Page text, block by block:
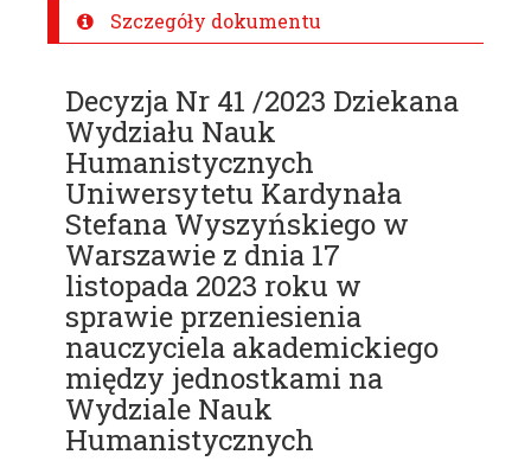
Szczegóły dokumentu
Decyzja Nr 41 /2023 Dziekana
Wydziału Nauk
Humanistycznych
Uniwersytetu Kardynała
Stefana Wyszyńskiego w
Warszawie z dnia 17
listopada 2023 roku w
sprawie przeniesienia
nauczyciela akademickiego
między jednostkami na
Wydziale Nauk
Humanistycznych